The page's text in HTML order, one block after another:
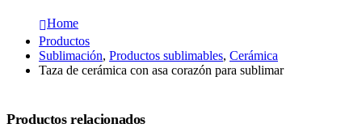
Home
Productos
Sublimación, Productos sublimables, Cerámica
Taza de cerámica con asa corazón para sublimar
Productos relacionados